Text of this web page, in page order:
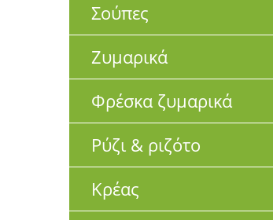
Σούπες
Ζυμαρικά
Φρέσκα ζυμαρικά
Ρύζι & ριζότο
Κρέας